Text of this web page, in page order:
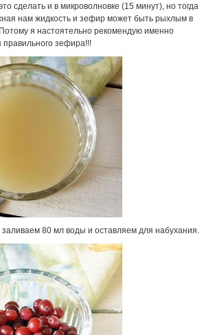
сделать и в микроволновке (15 минут), но тогда
нам жидкость и зефир может быть рыхлым в
я настоятельно рекомендую именно
правильного зефира!!!
заливаем 80 мл воды и оставляем для набухания.